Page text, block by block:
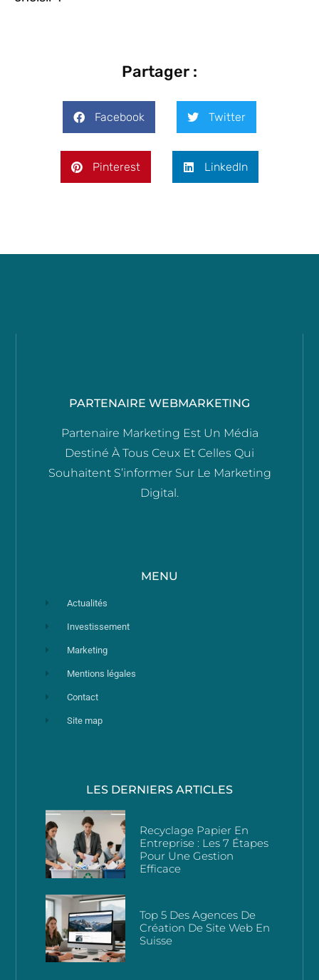
Partager :
Facebook Twitter
Pinterest LinkedIn
PARTENAIRE WEBMARKETING
Partenaire Marketing Est Un Média
Destiné À Tous Ceux Et Celles Qui
Souhaitent S’informer Sur Le Marketing
Digital.
MENU
Actualités
Investissement
Marketing
Mentions légales
Contact
Site map
LES DERNIERS ARTICLES
Recyclage Papier En
Entreprise : Les 7 Étapes
Pour Une Gestion
Efficace
Top 5 Des Agences De
Création De Site Web En
Suisse